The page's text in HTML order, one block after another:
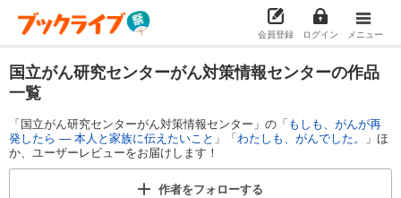
会員登録 ログイン メニュー
国立がん研究センターがん対策情報センターの作品
一覧
「国立がん研究センターがん対策情報センター」の「もしも、がんが再
発したら ― 本人と家族に伝えたいこと 」「わたしも、がんでした。
」ほ
か、ユーザーレビューをお届けします！
作者をフォローする